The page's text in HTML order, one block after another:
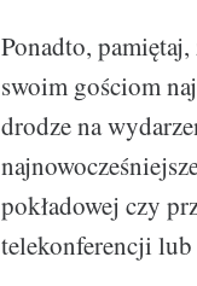
Ponadto,
swoim gościom
drodze na
pokładowej czy
telekonferencji